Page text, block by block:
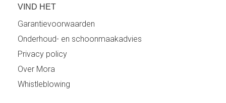
VIND HET
Garantievoorwaarden
Onderhoud- en schoonmaakadvies
Privacy policy
Over Mora
Whistleblowing